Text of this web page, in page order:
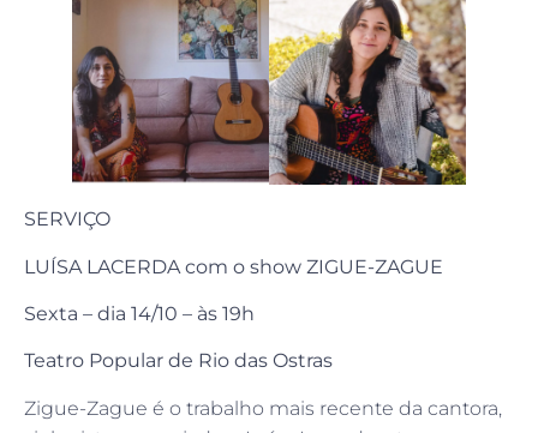
SERVIÇO
LUÍSA LACERDA com o show ZIGUE-ZAGUE
Sexta – dia 14/10 – às 19h
Teatro Popular de Rio das Ostras
Zigue-Zague é o trabalho mais recente da cantora,